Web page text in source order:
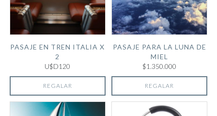
PASAJE EN TREN ITALIA X
2
U$D120
REGALAR
PASAJE PARA LA LUNA DE
MIEL
$1.350.000
REGALAR